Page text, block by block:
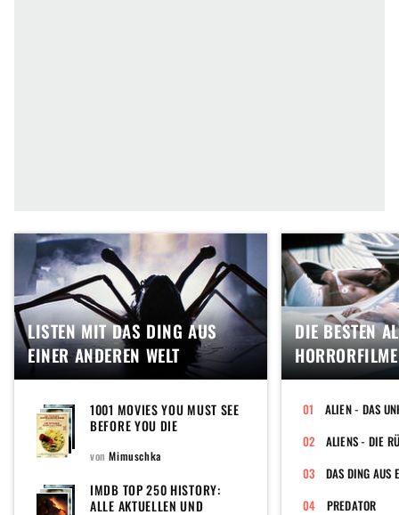
LISTEN MIT DAS DING AUS
EINER ANDEREN WELT
1001 MOVIES YOU MUST SEE
BEFORE YOU DIE
vonMimuschka
IMDB TOP 250 HISTORY:
ALLE AKTUELLEN UND
DIE BESTEN
HORRORFILME
ALIENS - DIE
DAS DING AUS
PREDATOR